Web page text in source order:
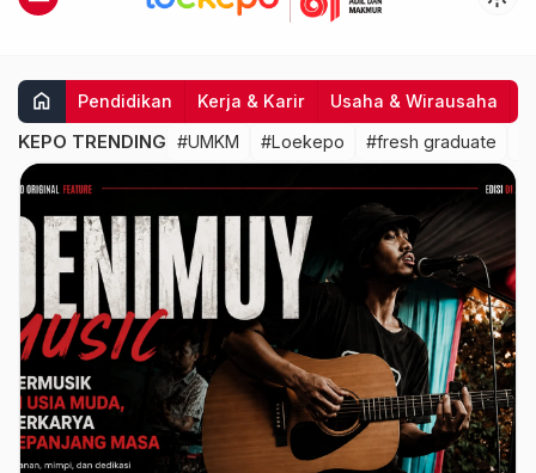
home Pendidikan Kerja & Karir Usaha & Wirausaha
KEPO TRENDING #UMKM #Loekepo #fresh graduate